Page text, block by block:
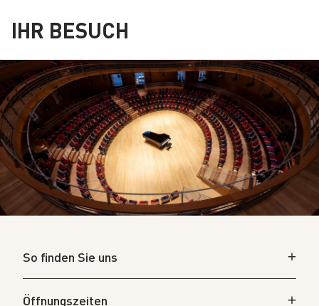
IHR BESUCH
So finden Sie uns
Öffnungszeiten